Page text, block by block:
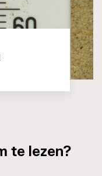
te lezen?